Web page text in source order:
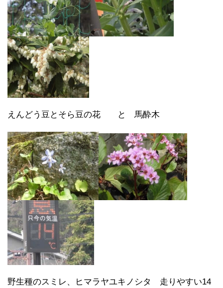
えんどう豆とそら豆の花 と 馬酔木
野生種のスミレ、ヒマラヤユキノシタ 走りやすい14